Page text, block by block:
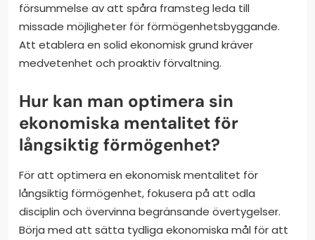
försummelse av att spåra framsteg leda till
missade möjligheter för förmögenhetsbyggande.
Att etablera en solid ekonomisk grund kräver
medvetenhet och proaktiv förvaltning.
Hur kan man optimera sin
ekonomiska mentalitet för
långsiktig förmögenhet?
För att optimera en ekonomisk mentalitet för
långsiktig förmögenhet, fokusera på att odla
disciplin och övervinna begränsande övertygelser.
Börja med att sätta tydliga ekonomiska mål för att